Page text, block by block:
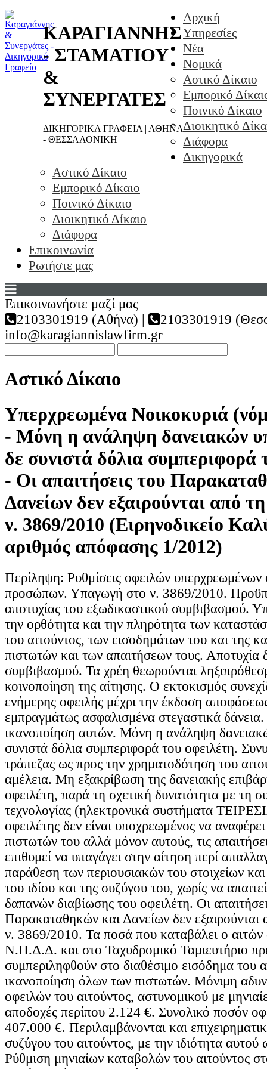
ΚΑΡΑΓΙΑΝΝΗΣ
- ΣΤΑΜΑΤΙΟΥ
&
ΣΥΝΕΡΓΑΤΕΣ
ΔΙΚΗΓΟΡΙΚΑ ΓΡΑΦΕΙΑ | ΑΘΗΝΑ
- ΘΕΣΣΑΛΟΝΙΚΗ
Αρχική
Υπηρεσίες
Νέα
Νομικά
Αστικό Δίκαιο
Εμπορικό
Ποινικό Δίκαιο
Διοικητικό
Διάφορα
Δικηγορικά
Αστικό Δίκαιο
Εμπορικό Δίκαιο
Ποινικό Δίκαιο
Διοικητικό Δίκαιο
Διάφορα
Επικοινωνία
Ρωτήστε μας
Επικοινωνήστε μαζί μας
2103301919 (Αθήνα) |
2103301919
info@karagiannislawfirm.gr
Αστικό Δίκαιο
Υπερχρεωμένα Νοικοκυριά
- Μόνη η ανάληψη δανειακών
δε συνιστά δόλια συμπεριφορά
- Οι απαιτήσεις του
Δανείων δεν εξαιρούνται από
ν. 3869/2010 (Ειρηνοδικείο
αριθμός απόφασης 1/2012)
Περίληψη: Ρυθμίσεις οφειλών υπερχρεωμένων
προσώπων. Υπαγωγή στο ν. 3869/2010.
αποτυχίας του εξωδικαστικού συμβιβασμού.
την ορθότητα και την πληρότητα των
του αιτούντος, των εισοδημάτων του και της
πιστωτών και των απαιτήσεων τους. Αποτυχία
συμβιβασμού. Τα χρέη θεωρούνται
κοινοποίηση της αίτησης. Ο εκτοκισμός
ενήμερης οφειλής μέχρι την έκδοση
εμπραγμάτως ασφαλισμένα στεγαστικά
ικανοποίηση αυτών. Μόνη η ανάληψη
συνιστά δόλια συμπεριφορά του οφειλέτη.
τράπεζας ως προς την χρηματοδότηση του
αμέλεια. Μη εξακρίβωση της δανειακής
οφειλέτη, παρά τη σχετική δυνατότητα με τη
τεχνολογίας (ηλεκτρονικά συστήματα
οφειλέτης δεν είναι υποχρεωμένος να
πιστωτών του αλλά μόνον αυτούς, τις
επιθυμεί να υπαγάγει στην αίτηση περί
παράθεση των περιουσιακών του στοιχείων
του ιδίου και της συζύγου του, χωρίς να
δαπανών διαβίωσης του οφειλέτη. Οι
Παρακαταθηκών και Δανείων δεν εξαιρούνται
ν. 3869/2010. Τα ποσά που καταβάλει ο αιτών
Ν.Π.Δ.Δ. και στο Ταχυδρομικό Ταμιευτήριο
συμπεριληφθούν στο διαθέσιμο εισόδημα του
ικανοποίηση όλων των πιστωτών. Μόνιμη
οφειλών του αιτούντος, αστυνομικού με
αποδοχές περίπου 2.124 €. Συνολικό ποσόν
407.000 €. Περιλαμβάνονται και
συζύγου του αιτούντος, με την ιδιότητα αυτού
Ρύθμιση μηνιαίων καταβολών του αιτούντος